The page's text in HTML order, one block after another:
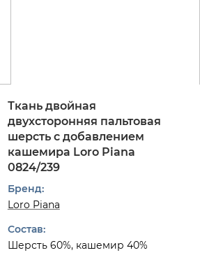
Ткань двойная
двухсторонняя пальтовая
шерсть с добавлением
кашемира Loro Piana
0824/239
Бренд:
Loro Piana
Состав:
Шерсть 60%, кашемир 40%